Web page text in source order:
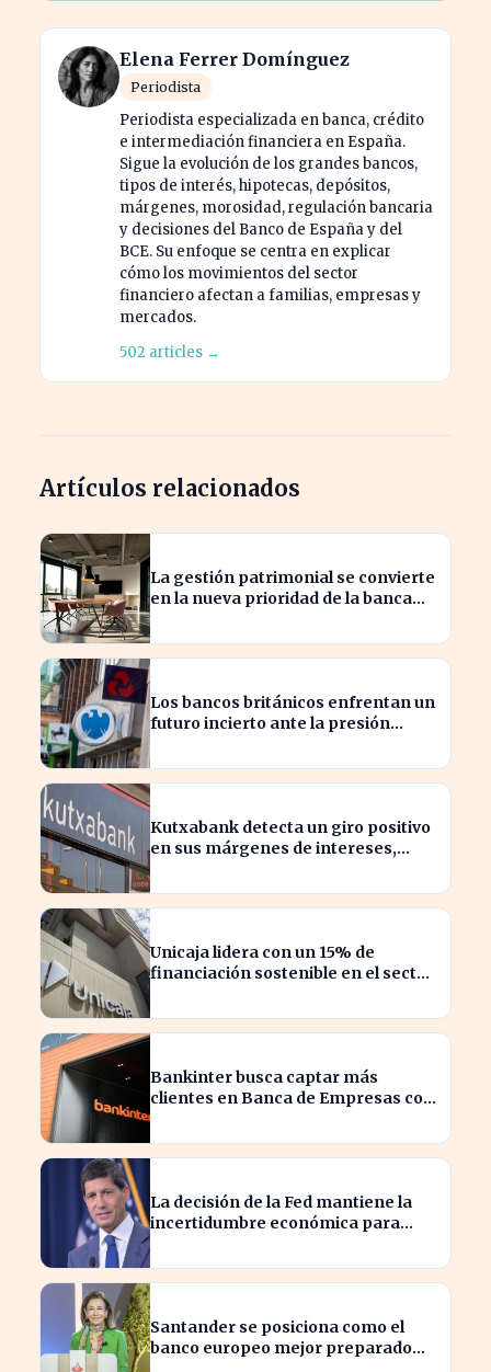
Elena Ferrer Domínguez
Periodista
Periodista especializada en banca, crédito
e intermediación financiera en España.
Sigue la evolución de los grandes bancos,
tipos de interés, hipotecas, depósitos,
márgenes, morosidad, regulación bancaria
y decisiones del Banco de España y del
BCE. Su enfoque se centra en explicar
cómo los movimientos del sector
financiero afectan a familias, empresas y
mercados.
502 articles →
Artículos relacionados
La gestión patrimonial se convierte
en la nueva prioridad de la banca
Los bancos británicos enfrentan un
futuro incierto ante la presión
Kutxabank detecta un giro positivo
en sus márgenes de intereses,
Unicaja lidera con un 15% de
financiación sostenible en el sector
Bankinter busca captar más
clientes en Banca de Empresas con
La decisión de la Fed mantiene la
incertidumbre económica para
Santander se posiciona como el
banco europeo mejor preparado